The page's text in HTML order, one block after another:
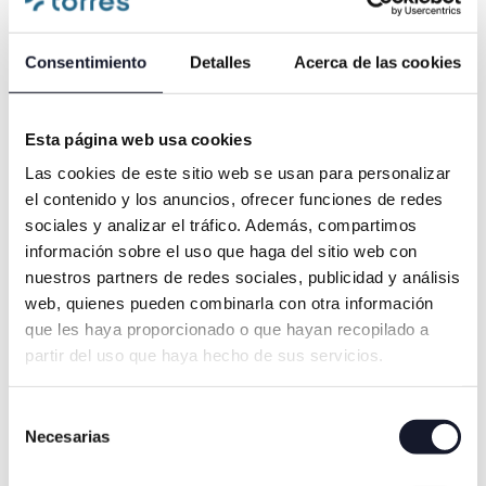
Consentimiento Detalles Acerca de las cookies
Esta página web usa cookies
Las cookies de este sitio web se usan para personalizar
el contenido y los anuncios, ofrecer funciones de redes
sociales y analizar el tráfico. Además, compartimos
información sobre el uso que haga del sitio web con
nuestros partners de redes sociales, publicidad y análisis
web, quienes pueden combinarla con otra información
que les haya proporcionado o que hayan recopilado a
partir del uso que haya hecho de sus servicios.
Necesarias
y no me
El
y el
ir a una consulta
odontológica. En la
la sedación consciente y fue
todo un acierto.”
[+]
hace
vida he
grande
trato
paseo.
horas
dolor ni
[+]